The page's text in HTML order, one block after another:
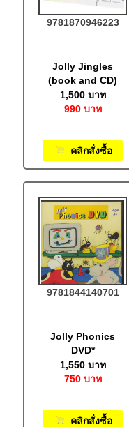
9781870946223
Jolly Jingles
(book and CD)
1,500 บาท
990 บาท
คลิกสั่งซื้อ
9781844140701
Jolly Phonics
DVD*
1,550 บาท
750 บาท
คลิกสั่งซื้อ